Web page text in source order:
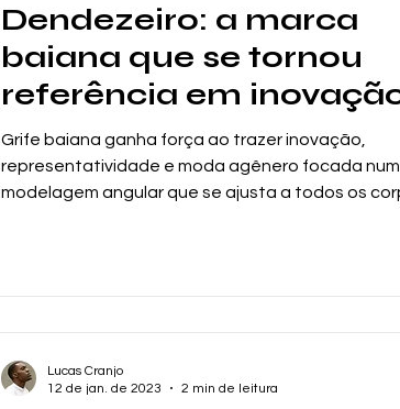
Dendezeiro: a marca
baiana que se tornou
referência em
na moda nacional
Grife baiana ganha força ao trazer inovação,
representatividade e moda agênero focada
modelagem angular que se ajusta a todos os
Lucas Cranjo
12 de jan. de 2023
2 min de leitura